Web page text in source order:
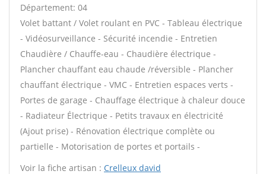
Département: 04
Volet battant / Volet roulant en PVC - Tableau électrique
- Vidéosurveillance - Sécurité incendie - Entretien
Chaudière / Chauffe-eau - Chaudière électrique -
Plancher chauffant eau chaude /réversible - Plancher
chauffant électrique - VMC - Entretien espaces verts -
Portes de garage - Chauffage électrique à chaleur douce
- Radiateur Électrique - Petits travaux en électricité
(Ajout prise) - Rénovation électrique complète ou
partielle - Motorisation de portes et portails -
Voir la fiche artisan : Crelleux david